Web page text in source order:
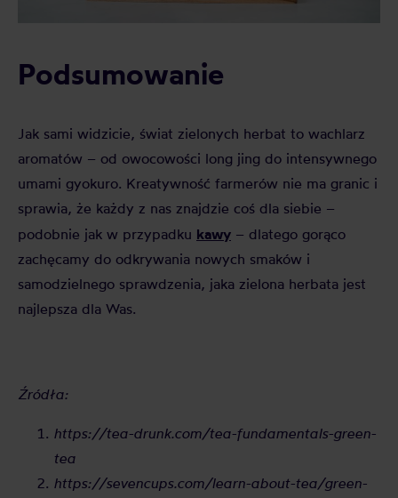
Podsumowanie
Jak sami widzicie, świat zielonych herbat to wachlarz
aromatów – od owocowości long jing do intensywnego
umami gyokuro. Kreatywność farmerów nie ma granic i
sprawia, że każdy z nas znajdzie coś dla siebie –
podobnie jak w przypadku kawy – dlatego gorąco
zachęcamy do odkrywania nowych smaków i
samodzielnego sprawdzenia, jaka zielona herbata jest
najlepsza dla Was.
Źródła:
https://tea-drunk.com/tea-fundamentals-green-
tea
https://sevencups.com/learn-about-tea/green-